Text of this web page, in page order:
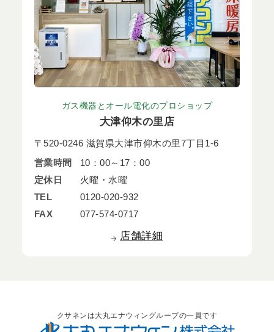
ガス機器とオール電化のプロショップ
大津仰木の里店
〒520-0246 滋賀県大津市仰木の里7丁目1-6
営業時間
10：00～17：00
定休日
火曜・水曜
TEL
0120-020-932
FAX
077-574-0717
店舗詳細
クサネンは大丸エナウィングループの一員です